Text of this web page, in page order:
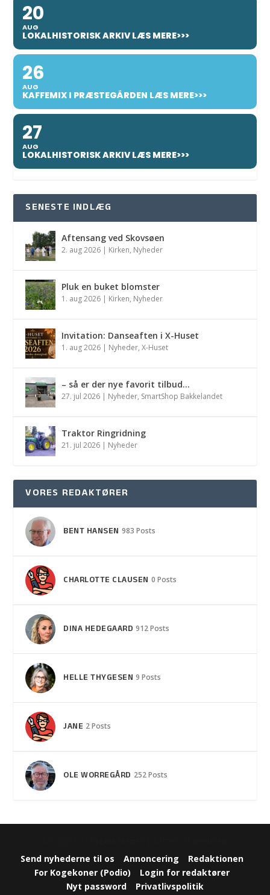
20
AUG
LOKALHISTORISK ARKIV LÆS MERE>>>
26
AUG
KAFFEMIX I PRÆSTEGÅRDEN LÆS MERE>>>
27
AUG
LOKALHISTORISK ARKIV LÆS MERE>>>
SENESTE INDLÆG
Aftensang ved Skovsøen
2. aug 2026 | Kirken, Nyheder
Pluk en buket blomster
1. aug 2026 | Kirken, Nyheder
Invitation: Danseaften i X-Huset
1. aug 2026 | Nyheder,X-Huset
– så er der nye favorit tilbud…
27. jul 2026 | Nyheder, SmartShop Bakkelandet
Traktor Ringridning
21. jul 2026 | Nyheder
VORES REDAKTØRER
BENT HANSEN 983 Posts
CHARLOTTE CLAUSEN 0 Posts
DINA HEDEGAARD 912 Posts
HELLE THYGESEN 9 Posts
JANE 2 Posts
OLE WORREGÅRD 252 Posts
Send nyhederne til os Annoncering
Redaktionen
For Kogekoner (Podio)
Login for redaktører
Nyt password
Privatlivspolitik